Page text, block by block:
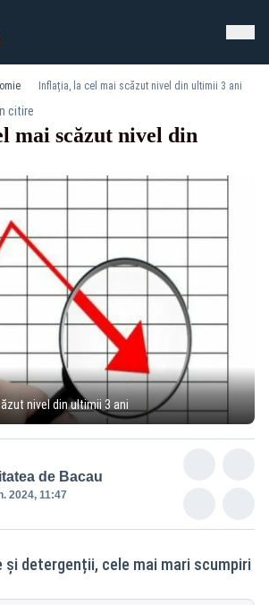
Inflația, la cel mai scăzut nivel din ultimii 3 ani
citire
mai scăzut nivel din
nivel din ultimii 3 ani
de Bacau
2024, 11:47
și detergenții, cele mai mari scumpiri